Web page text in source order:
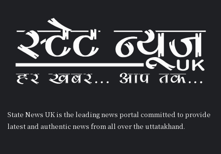
State News UK is the leading news portal committed to provide
latest and authentic news from all over the uttatakhand.